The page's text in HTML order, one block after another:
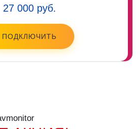
27 000 руб.
ПОДКЛЮЧИТЬ